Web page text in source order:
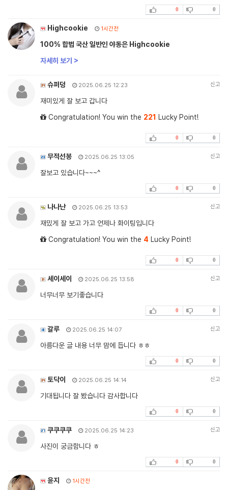
0 0
Highcookie 1시간전
100% 합법 국산 일반인 야동은 Highcookie
자세히 보기 >
슈퍼덩 2025.06.25 12:23 신고
재미있게 잘 보고 갑니다
Congratulation! You win the 221 Lucky Point!
0 0
무적선봉 2025.06.25 13:05 신고
잘보고 있습니다~~~^
0 0
나나난 2025.06.25 13:53 신고
재밌게 잘 보고 가고 언제나 화이팅입니다
Congratulation! You win the 4 Lucky Point!
0 0
세이세이 2025.06.25 13:58 신고
너무너무 보기좋습니다
0 0
갈루 2025.06.25 14:07 신고
아름다운 글 내용 너무 맘에 듭니다 ㅎㅎ
0 0
토닥이 2025.06.25 14:14 신고
기대됩니다 잘 봤습니다 감사합니다
0 0
쿠쿠쿠쿠 2025.06.25 14:23 신고
사진이 궁금함니다 ㅎ
0 0
윤지 1시간전